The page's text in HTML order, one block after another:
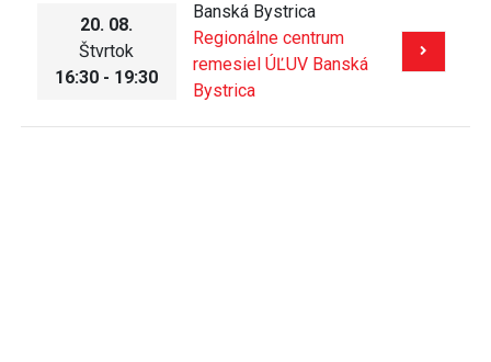
20. 08.
Štvrtok
16:30 - 19:30
Banská Bystrica
Regionálne centrum
remesiel ÚĽUV Banská
Bystrica